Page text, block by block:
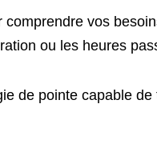
comprendre vos
ou les heures
de pointe capable